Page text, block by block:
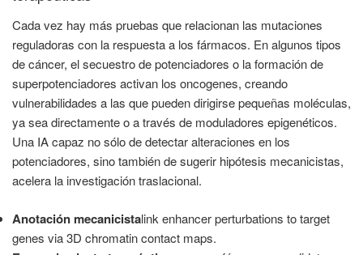
Cada vez hay más pruebas que relacionan las mutaciones
reguladoras con la respuesta a los fármacos. En algunos tipos
de cáncer, el secuestro de potenciadores o la formación de
superpotenciadores activan los oncogenes, creando
vulnerabilidades a las que pueden dirigirse pequeñas moléculas,
ya sea directamente o a través de moduladores epigenéticos.
Una IA capaz no sólo de detectar alteraciones en los
potenciadores, sino también de sugerir hipótesis mecanicistas,
acelera la investigación traslacional.
Anotación mecanicistalink enhancer perturbations to target
genes via 3D chromatin contact maps.